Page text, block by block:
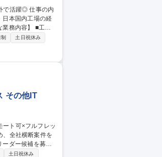
日本国内工場の経
材育成など)■現
場合、本社への報
土日祝休み
その他IT
ーダー候補を募集
土日祝休み